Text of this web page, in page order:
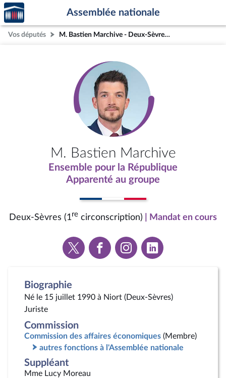
Aller au contenu
Aller en bas de la page
Accèder
à la
page
d'accueil
Assemblée nationale
Vos députés M. Bastien Marchive - Deux-Sèvres (1re circonscription)
M. Bastien Marchive
Ensemble pour la République
Apparenté au groupe
Deux-Sèvres (1re circonscription) | Mandat en cours
Voir
la
Voir
la
Voir
la
Voir
la
Biographie
Né le 15 juillet 1990 à Niort (Deux-Sèvres)
Juriste
Commission
Commission des affaires économiques (Membre)
autres fonctions à l'Assemblée nationale
Suppléant
Mme Lucy Moreau